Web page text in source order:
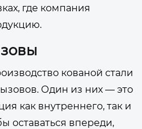
где компания
кованой стали
Один из них — это
как внутреннего, так и
оставаться впереди,